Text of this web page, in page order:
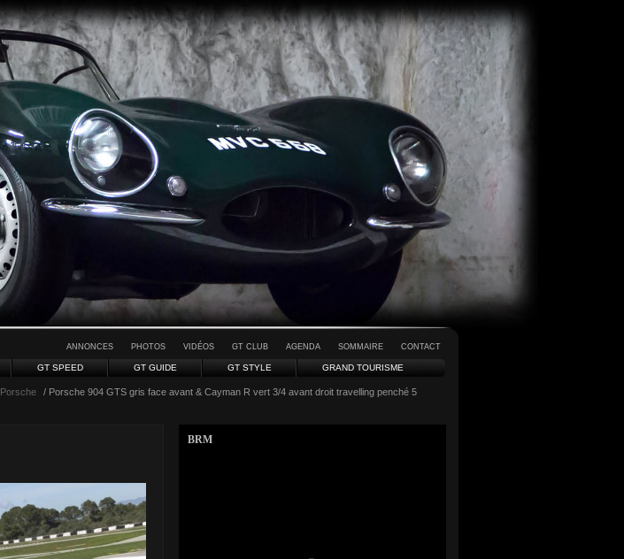
ANNONCES PHOTOS VIDÉOS GT CLUB AGENDA SOMMAIRE CONTACT
GT SPEED GT GUIDE GT STYLE GRAND TOURISME
Porsche / Porsche 904 GTS gris face avant & Cayman R vert 3/4 avant droit travelling penché 5
BRM